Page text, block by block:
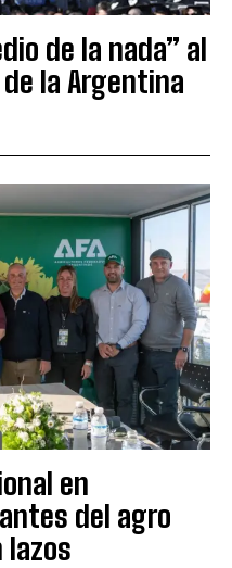
de la nada” al
la Argentina
en
del agro
lazos